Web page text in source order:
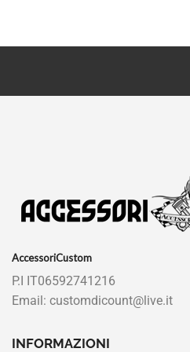
AccessoriCustom
P.I IT06592741216
Email: customdicount@live.it
INFORMAZIONI